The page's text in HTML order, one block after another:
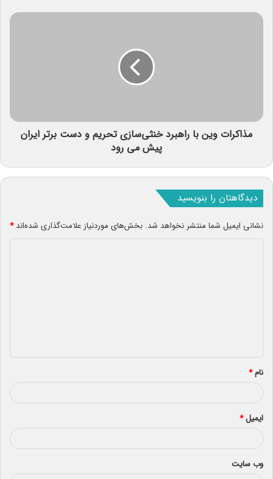
مذاکرات وین با راهبرد خنثی‌سازی تحریم‌ و دست برتر ایران
پیش می رود
دیدگاهتان را بنویسید
نشانی ایمیل شما منتشر نخواهد شد. بخش‌های موردنیاز علامت‌گذاری شده‌اند*
*
نام*
ایمیل*
وب‌ سایت